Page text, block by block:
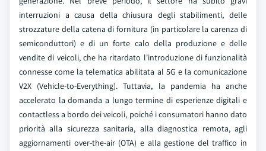
interruzioni a causa della chiusura degli stabilimenti, delle
strozzature della catena di fornitura (in particolare la carenza di
semiconduttori) e di un forte calo della produzione e delle
vendite di veicoli, che ha ritardato l'introduzione di funzionalità
connesse come la telematica abilitata al 5G e la comunicazione
V2X (Vehicle-to-Everything). Tuttavia, la pandemia ha anche
accelerato la domanda a lungo termine di esperienze digitali e
contactless a bordo dei veicoli, poiché i consumatori hanno dato
priorità alla sicurezza sanitaria, alla diagnostica remota, agli
aggiornamenti over-the-air (OTA) e alla gestione del traffico in